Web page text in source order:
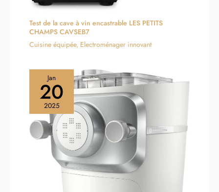
Test de la cave à vin encastrable LES PETITS
CHAMPS CAVSEB7
Cuisine équipée, Electroménager innovant
Jan
20
2025